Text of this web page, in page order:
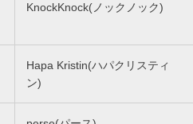
KnockKnock(ノックノック)
Hapa Kristin(ハパクリスティ
ン)